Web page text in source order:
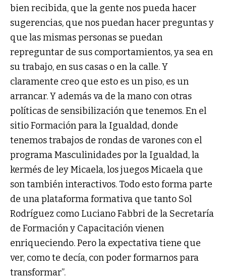
bien recibida, que la gente nos pueda hacer
sugerencias, que nos puedan hacer preguntas y
que las mismas personas se puedan
repreguntar de sus comportamientos, ya sea en
su trabajo, en sus casas o en la calle. Y
claramente creo que esto es un piso, es un
arrancar. Y además va de la mano con otras
políticas de sensibilización que tenemos. En el
sitio Formación para la Igualdad, donde
tenemos trabajos de rondas de varones con el
programa Masculinidades por la Igualdad, la
kermés de ley Micaela, los juegos Micaela que
son también interactivos. Todo esto forma parte
de una plataforma formativa que tanto Sol
Rodríguez como Luciano Fabbri de la Secretaría
de Formación y Capacitación vienen
enriqueciendo. Pero la expectativa tiene que
ver, como te decía, con poder formarnos para
transformar”.